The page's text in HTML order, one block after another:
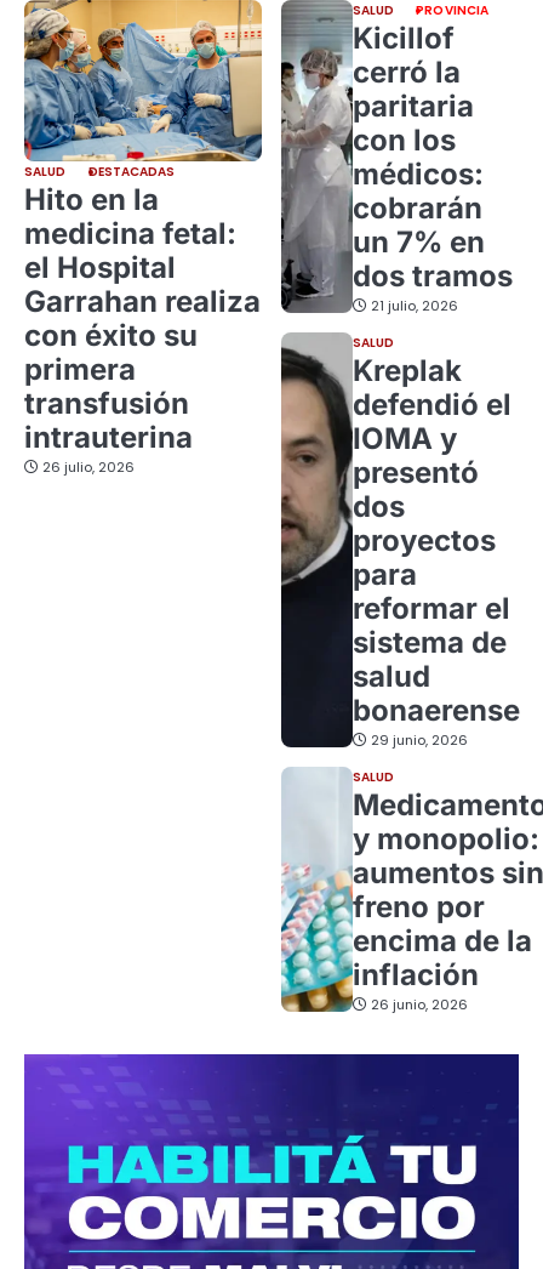
SALUD DESTACADAS
Hito en la
medicina fetal:
el Hospital
Garrahan realiza
con éxito su
primera
transfusión
intrauterina
26 julio, 2026
SALUD PROVINCIA
Kicillof
cerró la
paritaria
con los
médicos:
cobrarán
un 7% en
dos tramos
21 julio, 2026
SALUD
Kreplak
defendió el
IOMA y
presentó
dos
proyectos
para
reformar el
sistema de
salud
bonaerense
29 junio, 2026
SALUD
y monopolio:
aumentos sin
freno por
encima de la
inflación
26 junio, 2026